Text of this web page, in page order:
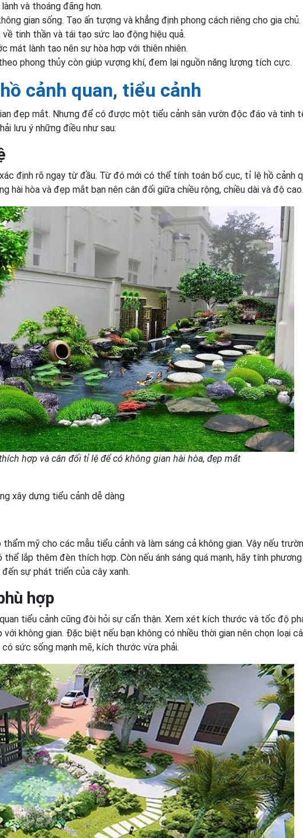
và thoáng đãng hơn.
gian sống. Tạo ấn tượng và khẳng định phong cách riêng cho gia chủ.
tinh thần và tái tạo sức lao động hiệu quả.
mát lành tạo nên sự hòa hợp với thiên nhiên.
phong thủy còn giúp vượng khí, đem lại nguồn năng lượng tích cực.
cảnh quan, tiểu cảnh
đẹp mắt. Nhưng để có được một tiểu cảnh sân vườn độc đáo và tinh
lưu ý những điều như sau:
định rõ ngay từ đầu. Từ đó mới có thể tính toán bố cục, tỉ lệ hồ cảnh
hài hòa và đẹp mắt bạn nên cân đối giữa chiều rộng, chiều dài và độ cao.
hợp và cân đối tỉ lệ để có không gian hài hòa, đẹp mắt
xây dựng tiểu cảnh dễ dàng
mỹ cho các mẫu tiểu cảnh và làm sáng cả không gian. Vậy nếu
lắp thêm đèn thích hợp. Còn nếu ánh sáng quá mạnh, hãy tính phương
sự phát triển của cây xanh.
hợp
tiểu cảnh cũng đòi hỏi sự cẩn thận. Xem xét kích thước và tốc độ
không gian. Đặc biệt nếu bạn không có nhiều thời gian nên chọn loại
sức sống mạnh mẽ, kích thước vừa phải.